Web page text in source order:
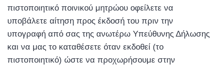
πιστοποιητικό ποινικού μητρώου οφείλετε να
υποβάλετε αίτηση προς έκδοσή του πριν την
υπογραφή από σας της ανωτέρω Υπεύθυνης Δήλωσης
και να μας το καταθέσετε όταν εκδοθεί (το
πιστοποιητικό) ώστε να προχωρήσουμε στην